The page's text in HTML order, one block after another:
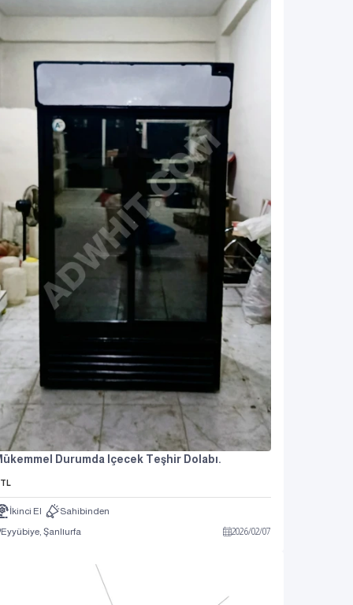
Durumda Içecek Teşhir Dolabı.
TL
İkinci El
Sahibinden
Eyyübiye, Şanlıurfa
2026/02/07